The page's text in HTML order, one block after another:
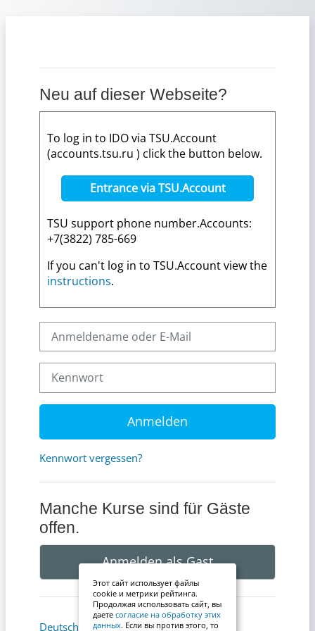
Neu auf dieser Webseite?
To log in to IDO via TSU.Account
(accounts.tsu.ru ) click the button below.
Entrance via TSU.Account
TSU support phone number.Accounts:
+7(3822) 785-669
If you can't log in to TSU.Account view the
instructions.
Anmelden
Kennwort vergessen?
Manche Kurse sind für Gäste
offen.
Anmelden als Gast
Deutsch ‎(de)‎ Cookie-Hinweis
Этот сайт использует файлы
cookie и метрики рейтинга.
Продолжая использовать сайт, вы
даете согласие на обработку этих
данных. Если вы против этого, то